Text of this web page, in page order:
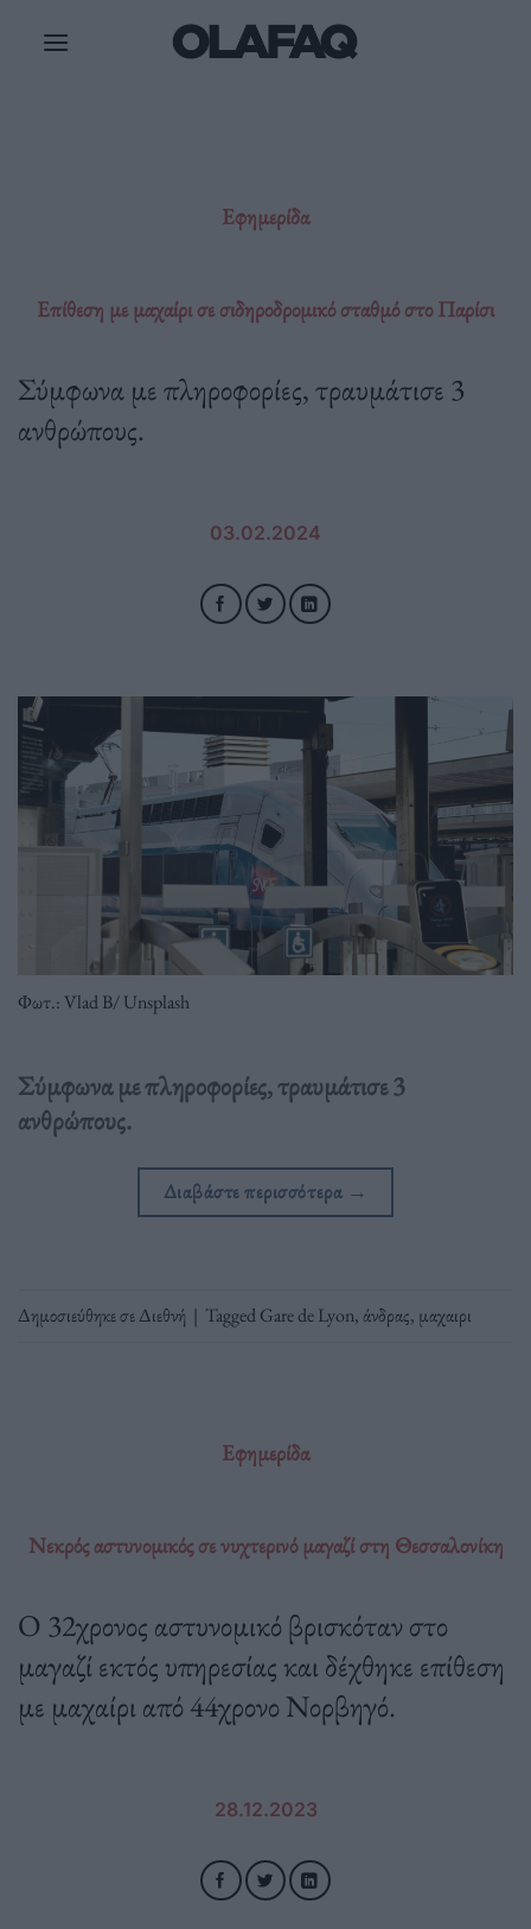
Εφημερίδα
Επίθεση με μαχαίρι σε σιδηροδρομικό σταθμό στο Παρίσι
Σύμφωνα με πληροφορίες, τραυμάτισε 3
ανθρώπους.
03.02.2024
Φωτ.: Vlad B/ Unsplash
Σύμφωνα με πληροφορίες, τραυμάτισε 3
ανθρώπους.
Διαβάστε περισσότερα →
Δημοσιεύθηκε σεΔιεθνή | TaggedGare de Lyon,άνδρας, μαχαιρι
Εφημερίδα
Νεκρός αστυνομικός σε νυχτερινό μαγαζί στη Θεσσαλονίκη
Ο 32χρονος αστυνομικό βρισκόταν στο
μαγαζί εκτός υπηρεσίας και δέχθηκε επίθεση
με μαχαίρι από 44χρονο Νορβηγό.
28.12.2023